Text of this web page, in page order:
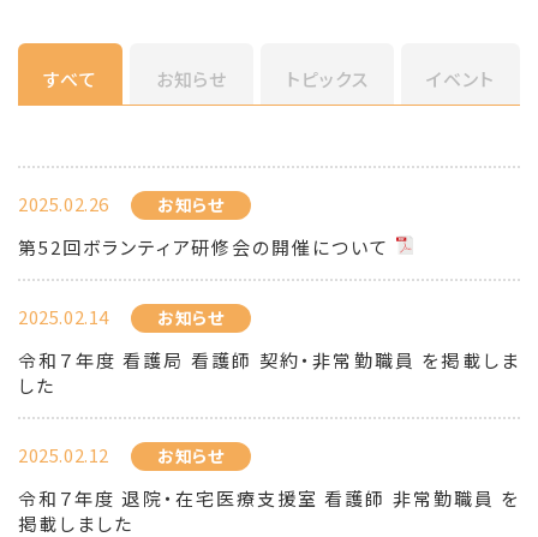
すべて お知らせ トピックス イベント
2025.02.26 お知らせ
第52回ボランティア研修会の開催について
2025.02.14 お知らせ
令和７年度 看護局 看護師 契約・非常勤職員 を掲載しま
した
2025.02.12 お知らせ
令和７年度 退院・在宅医療支援室 看護師 非常勤職員 を
掲載しました